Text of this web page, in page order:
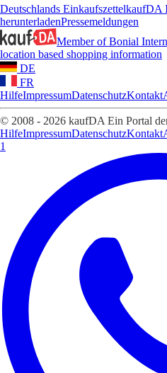
Deutschlands EinkaufszettelkaufDA
herunterladenPressemeldungen
Member of Bonial
location based shopping information
DE
FR
HilfeImpressumDatenschutzKontakt
© 2008 - 2026 kaufDA Ein Portal
HilfeImpressumDatenschutzKontakt
1